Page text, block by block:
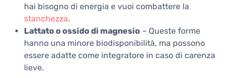
hai bisogno di energia e vuoi combattere la
stanchezza.
Lattato o ossido di magnesio – Queste forme
hanno una minore biodisponibilità, ma possono
essere adatte come integratore in caso di carenza
lieve.